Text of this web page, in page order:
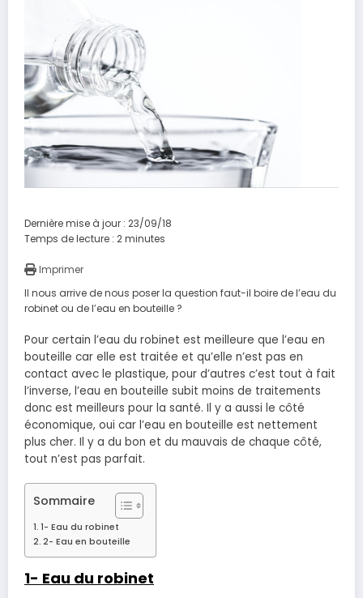
Dernière mise à jour : 23/09/18
Temps de lecture : 2minutes
Imprimer
Il nous arrive de nous poser la question faut-il boire de l’eau du
robinet ou de l’eau en bouteille ?
Pour certain l’eau du robinet est meilleure que l’eau en
bouteille car elle est traitée et qu’elle n’est pas en
contact avec le plastique, pour d’autres c’est tout à fait
l’inverse, l’eau en bouteille subit moins de traitements
donc est meilleurs pour la santé. Il y a aussi le côté
économique, oui car l’eau en bouteille est nettement
plus cher. Il y a du bon et du mauvais de chaque côté,
tout n’est pas parfait.
Sommaire
1- Eau du robinet
2- Eau en bouteille
1- Eau du robinet